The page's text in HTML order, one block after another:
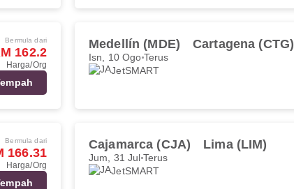
Bermula dari
162.2
Harga/Org
Medellín (MDE) Cartagena (CTG)
Isn, 10 Ogo Terus
JetSMART
Bermula dari
166.31
Harga/Org
Cajamarca (CJA) Lima (LIM)
Jum, 31 Jul Terus
JetSMART